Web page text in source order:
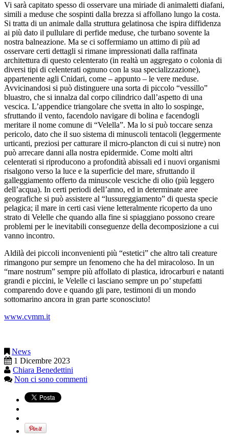
Vi sarà capitato spesso di osservare una miriade di animaletti diafani,
simili a meduse che sospinti dalla brezza si affollano lungo la costa.
Si tratta di un animale dalla struttura gelatinosa che ispira diffidenza
ai più dato il pullulare di perfide meduse, che turbano sovente la
nostra balneazione. Ma se ci soffermiamo un attimo di più ad
osservare certi dettagli si rimane impressionati dalla raffinata
architettura di questo celenterato (in realtà un aggregato o colonia di
diversi tipi di celenterati ognuno con la sua specializzazione),
appartenente agli Cnidari, come – appunto – le vere meduse.
Avvicinandosi si può distinguere una sorta di piccolo “vessillo”
bluastro, che si innalza dal corpo cilindrico dall’aspetto di una
vescica. L’appendice triangolare che svetta in alto lo sospinge,
sfruttando il vento, facendolo navigare di bolina e facendogli
meritare il nome comune di “Velella”. Ma lo si può toccare senza
pericolo, dato che il suo sistema di minuscoli tentacoli (leggermente
urticanti, preziosi per catturare il micro-plancton di cui si nutre) non
può arrecare danni alla nostra epidermide. Come molti altri
celenterati si riproducono a profondità abissali ed i nuovi organismi
risalgono verso la luce e la superficie del mare, sfruttando il
galleggiamento offerto da minuscole vesciche di olio (più leggero
dell’acqua). In certi periodi dell’anno, ed in determinate aree
geografiche si può assistere al “lussureggiamento” di questa specie
pelagica; il mare in certi casi viene letteralmente ricoperto da uno
strato di Velelle che quando alla fine si spiaggiano possono creare
problemi per le inevitabili conseguenze della decomposizione a cui
vanno incontro.
Aldilà dei piccoli inconvenienti più “estetici” che altro tali creature
rimangono pur sempre un fenomeno che ha del miracoloso. In un
“mare nostrum” sempre più affollato di plastica, idrocarburi e natanti
grandi e piccini, le Velelle ci lasciano sempre un po’ stupefatti
comparendo dove e quando gli pare, testimoni di un mondo
sottomarino ancora in gran parte sconosciuto!
www.cvmm.it
News
1 Dicembre 2023
Chiara Benedettini
Non ci sono commenti